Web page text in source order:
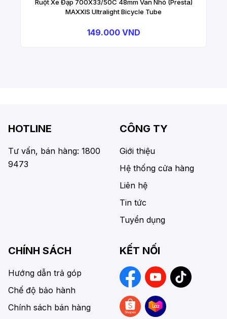
Ruột Xe Đạp 700X33/50C 48mm Van Nhỏ (Presta)
MAXXIS Ultralight Bicycle Tube
149.000 VND
HOTLINE
Tư vấn, bán hàng: 1800
9473
CÔNG TY
Giới thiệu
Hệ thống cửa hàng
Liên hệ
Tin tức
Tuyển dụng
CHÍNH SÁCH
Hướng dẫn trả góp
Chế độ bảo hành
Chính sách bán hàng
KẾT NỐI